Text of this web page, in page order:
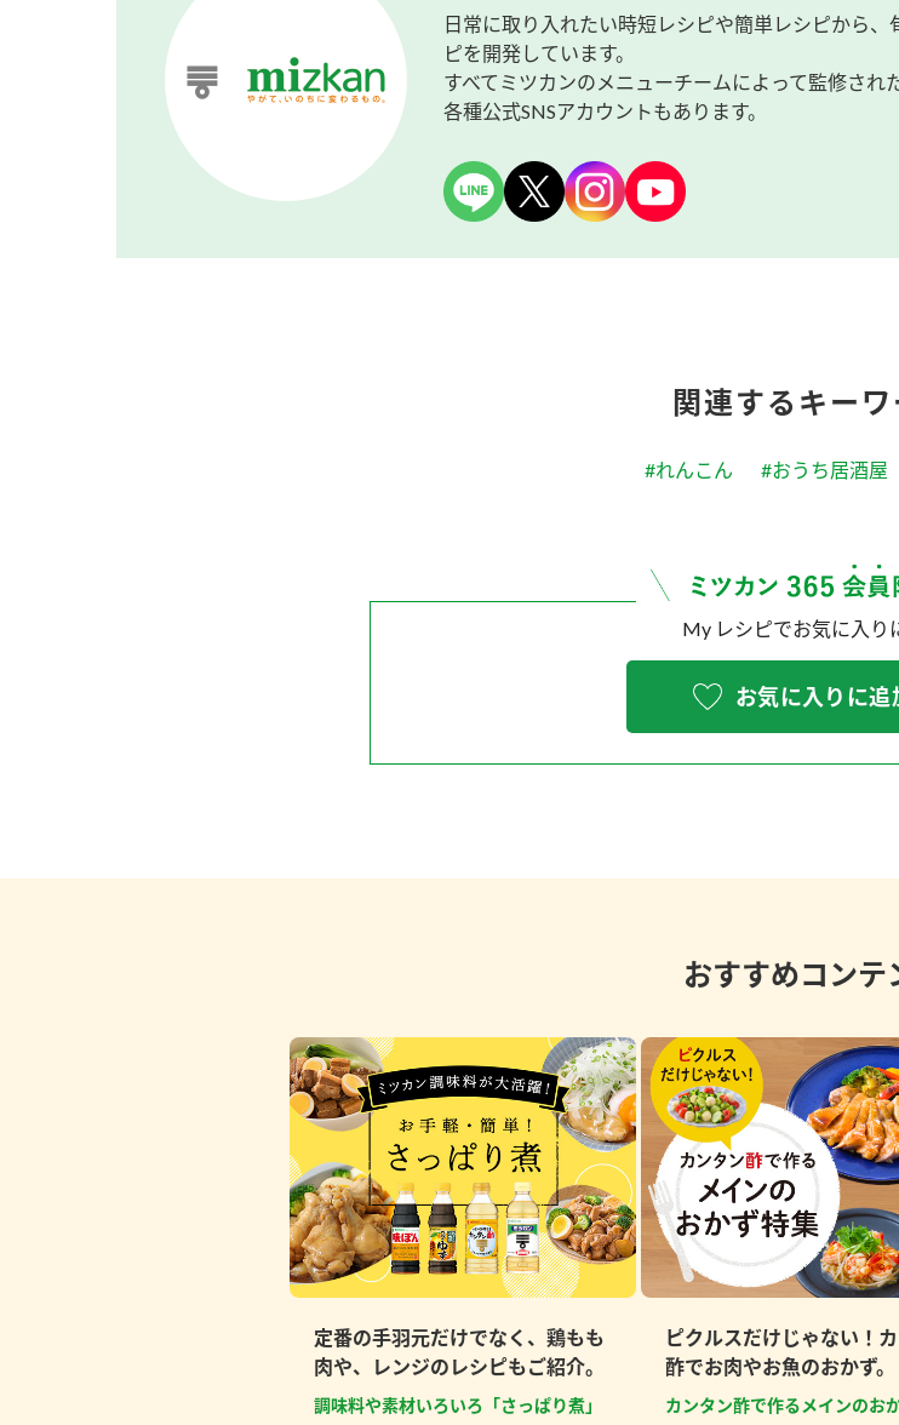
日常に取り入れたい時短レシピや簡単レシピから
ピを開発しています。
すべてミツカンのメニューチームによって監修され
各種公式SNSアカウントもあります。
関連するキーワ
#れんこん #おうち居酒屋
My レシピでお気に入り
お気に入りに追
おすすめコンテ
定番の手羽元だけでなく、鶏もも
肉や、レンジのレシピもご紹介。
調味料や素材いろいろ「さっぱり煮」
ピクルスだけじゃない！
酢でお肉やお魚のおかず。
カンタン酢で作るメインのお